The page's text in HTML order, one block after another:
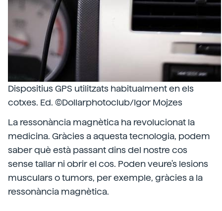
Dispositius GPS utilitzats habitualment en els
cotxes. Ed. ©Dollarphotoclub/Igor Mojzes
La ressonància magnètica ha revolucionat la
medicina. Gràcies a aquesta tecnologia, podem
saber què està passant dins del nostre cos
sense tallar ni obrir el cos. Poden veure's lesions
musculars o tumors, per exemple, gràcies a la
ressonància magnètica.